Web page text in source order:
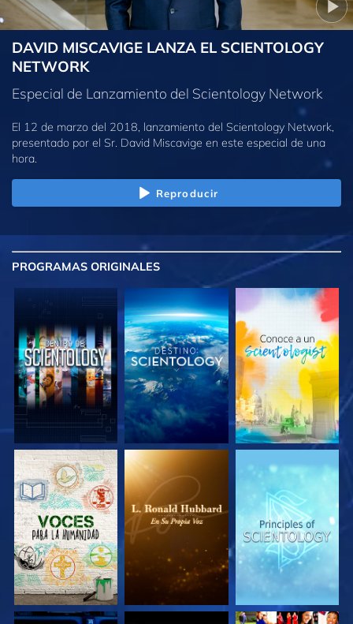
DAVID MISCAVIGE LANZA EL SCIENTOLOGY
NETWORK
Especial de Lanzamiento del Scientology Network
El 12 de marzo del 2018, lanzamiento del Scientology Network,
presentado por el Sr. David Miscavige en este especial de una
hora.
Reproducir
PROGRAMAS ORIGINALES
EXPLORA LAS
SERIES
EXPLORA LAS
SERIES
EXPLORA LAS
SERIES